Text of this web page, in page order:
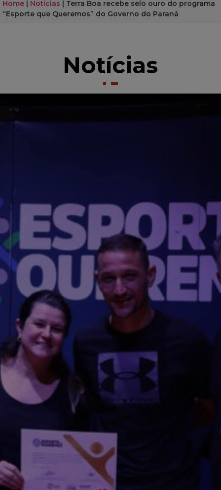
Home | Notícias | Terra Boa recebe selo ouro do programa
“Esporte que Queremos” do Governo do Paraná
Notícias